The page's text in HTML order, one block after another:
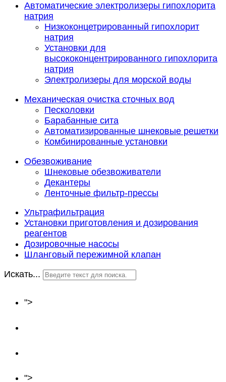
Автоматические электролизеры гипохлорита
натрия
Низкоконцетрированный гипохлорит
натрия
Установки для
высококонцентрированного гипохлорита
натрия
Электролизеры для морской воды
Механическая очистка сточных вод
Песколовки
Барабанные сита
Автоматизированные шнековые решетки
Комбинированные установки
Обезвоживание
Шнековые обезвоживатели
Декантеры
Ленточные фильтр-прессы
Ультрафильтрация
Установки приготовления и дозирования
реагентов
Дозировочные насосы
Шланговый пережимной клапан
Искать...
">
">